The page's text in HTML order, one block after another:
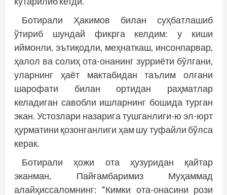
Ботирали Ҳакимов билан суҳбатлашиб
ўтириб шундай фикрга келдим: у киши
иймонли, эътиқодли, меҳнаткаш, инсонпарвар,
ҳалол ва солиҳ ота-онанинг зурриёти бўлгани,
уларнинг ҳаёт мактабидан таълим олгани
шарофати билан ортидан раҳматлар
келадиган савобли ишларнинг бошида турган
экан. Устозлари назарига тушганлиги-ю эл-юрт
ҳурматини қозонганлиги ҳам шу туфайли бўлса
керак.
Ботирали ҳожи ота ҳузуридан қайтар
эканман, Пайғамбаримиз Муҳаммад
алайҳиссаломнинг: “Кимки ота-онасини рози